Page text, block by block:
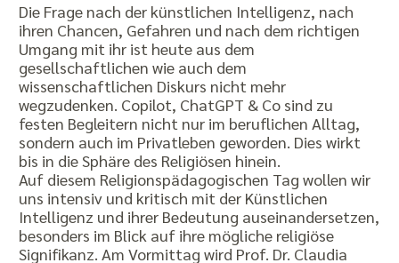
Die Frage nach der künstlichen Intelligenz, nach
ihren Chancen, Gefahren und nach dem richtigen
Umgang mit ihr ist heute aus dem
gesellschaftlichen wie auch dem
wissenschaftlichen Diskurs nicht mehr
wegzudenken. Copilot, ChatGPT & Co sind zu
festen Begleitern nicht nur im beruflichen Alltag,
sondern auch im Privatleben geworden. Dies wirkt
bis in die Sphäre des Religiösen hinein.
Auf diesem Religionspädagogischen Tag wollen wir
uns intensiv und kritisch mit der Künstlichen
Intelligenz und ihrer Bedeutung auseinandersetzen,
besonders im Blick auf ihre mögliche religiöse
Signifikanz. Am Vormittag wird Prof. Dr. Claudia